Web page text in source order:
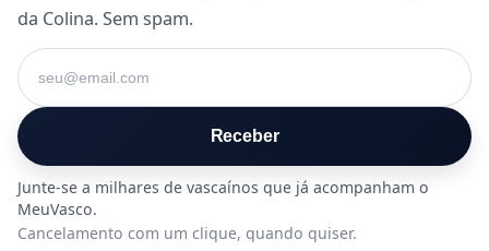
da Colina. Sem spam.
Seu e-mail
Receber
Cancelamento com um clique, quando quiser.